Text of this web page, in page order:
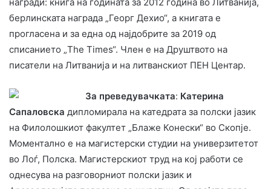
берлинската награда „Георг Дехио“, а книгата е
прогласена и за една од најдобрите за 2019 од
списанието „The Times“. Член е на Друштвото на
писатели на Литванија и на литванскиот ПЕН Центар.
За преведувачката: Катерина
Сапаловска дипломирала на катедрата за полски јазик
на Филолошкиот факултет „Блаже Конески“ во Скопје.
Моментално е на магистерски студии на универзитетот
во Лоѓ, Полска. Магистерскиот труд на кој работи се
однесува на разговорниот полски јазик и